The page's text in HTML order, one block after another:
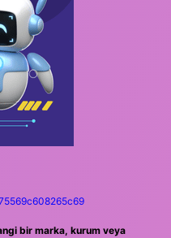
bir marka, kurum veya